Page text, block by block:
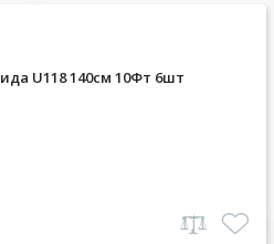
U118 140см 10Фт 6шт